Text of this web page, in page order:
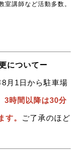
室講師など活動多数。
についてー
月1日から駐車場
3時間以降は30分
す。 ご了承のほど